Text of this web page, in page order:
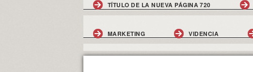
TÍTULO DE LA NUEVA PÁGINA 720
MARKETING VIDENCIA